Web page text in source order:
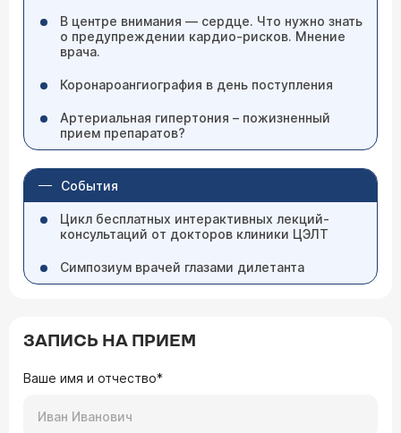
В центре внимания — сердце. Что нужно знать
о предупреждении кардио-рисков. Мнение
врача.
Коронароангиография в день поступления
Артериальная гипертония – пожизненный
прием препаратов?
События
Цикл бесплатных интерактивных лекций-
консультаций от докторов клиники ЦЭЛТ
Симпозиум врачей глазами дилетанта
ЗАПИСЬ НА ПРИЕМ
Ваше имя и отчество*